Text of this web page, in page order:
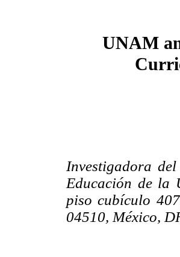
UNAM
Investigadora
Educación de la
piso cubículo
04510, México,